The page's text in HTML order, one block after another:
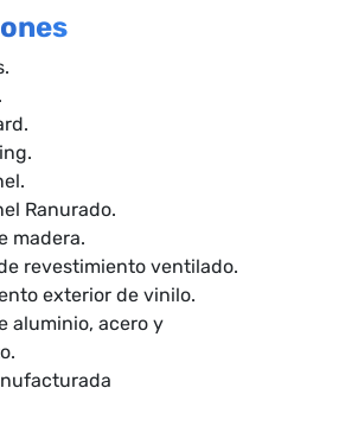
Ranurado.
madera.
revestimiento ventilado.
exterior de vinilo.
aluminio, acero y